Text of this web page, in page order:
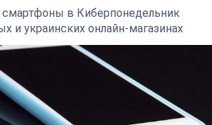
в Киберпонедельник
и украинских онлайн-магазинах